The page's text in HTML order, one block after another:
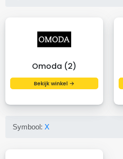
Omoda (2)
Bekijk winkel →
Symbool: X